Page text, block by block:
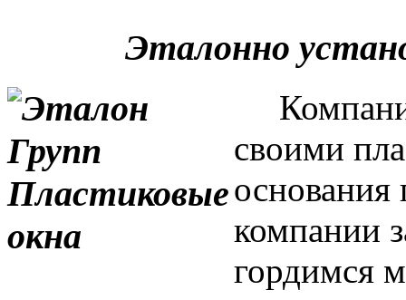
Эталонно
своими
основания
компании
гордимся